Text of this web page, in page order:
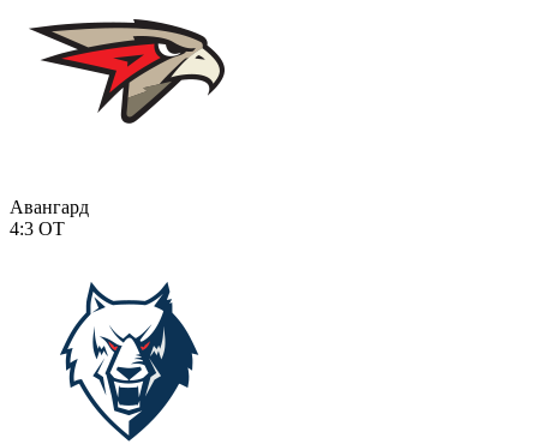
Авангард
4:3 ОТ